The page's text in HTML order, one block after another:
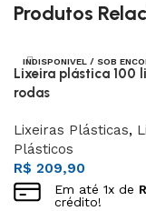
Produtos
INDISPONIVEL / SOB
Lixeira plástica 100
rodas
Lixeiras Plásticas,
Plásticos
R$ 209,90
Em até 1x de
crédito!